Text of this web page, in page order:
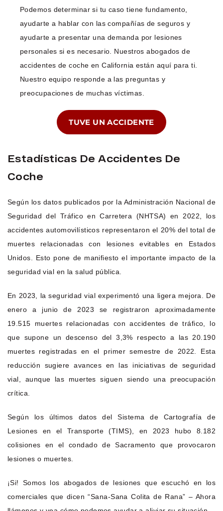
Podemos determinar si tu caso tiene fundamento,
ayudarte a hablar con las compañías de seguros y
ayudarte a presentar una demanda por lesiones
personales si es necesario. Nuestros abogados de
accidentes de coche en California están aquí para ti.
Nuestro equipo responde a las preguntas y
preocupaciones de muchas víctimas.
TUVE UN ACCIDENTE
Estadísticas De Accidentes De
Coche
Según los datos publicados por la Administración Nacional de
Seguridad del Tráfico en Carretera (NHTSA) en 2022, los
accidentes automovilísticos representaron el 20% del total de
muertes relacionadas con lesiones evitables en Estados
Unidos. Esto pone de manifiesto el importante impacto de la
seguridad vial en la salud pública.
En 2023, la seguridad vial experimentó una ligera mejora. De
enero a junio de 2023 se registraron aproximadamente
19.515 muertes relacionadas con accidentes de tráfico, lo
que supone un descenso del 3,3% respecto a las 20.190
muertes registradas en el primer semestre de 2022. Esta
reducción sugiere avances en las iniciativas de seguridad
vial, aunque las muertes siguen siendo una preocupación
crítica.
Según los últimos datos del Sistema de Cartografía de
Lesiones en el Transporte (TIMS), en 2023 hubo 8.182
colisiones en el condado de Sacramento que provocaron
lesiones o muertes.
¡Si! Somos los abogados de lesiones que escuchó en los
comerciales que dicen “Sana-Sana Colita de Rana” – Ahora